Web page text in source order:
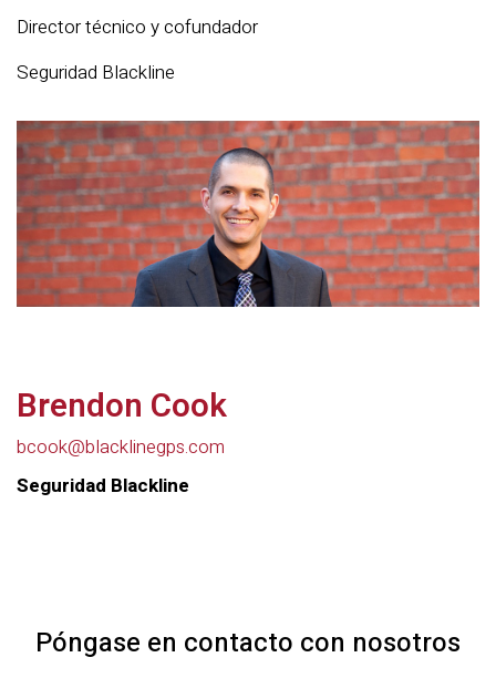
Director técnico y cofundador
Seguridad Blackline
Brendon Cook
bcook@blacklinegps.com
Seguridad Blackline
Póngase en contacto con nosotros